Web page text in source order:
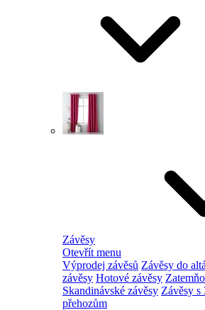
Závěsy
Otevřít menu
Výprodej závěsů Závěsy do
závěsy Hotové závěsy
Skandinávské závěsy Závěsy
přehozům